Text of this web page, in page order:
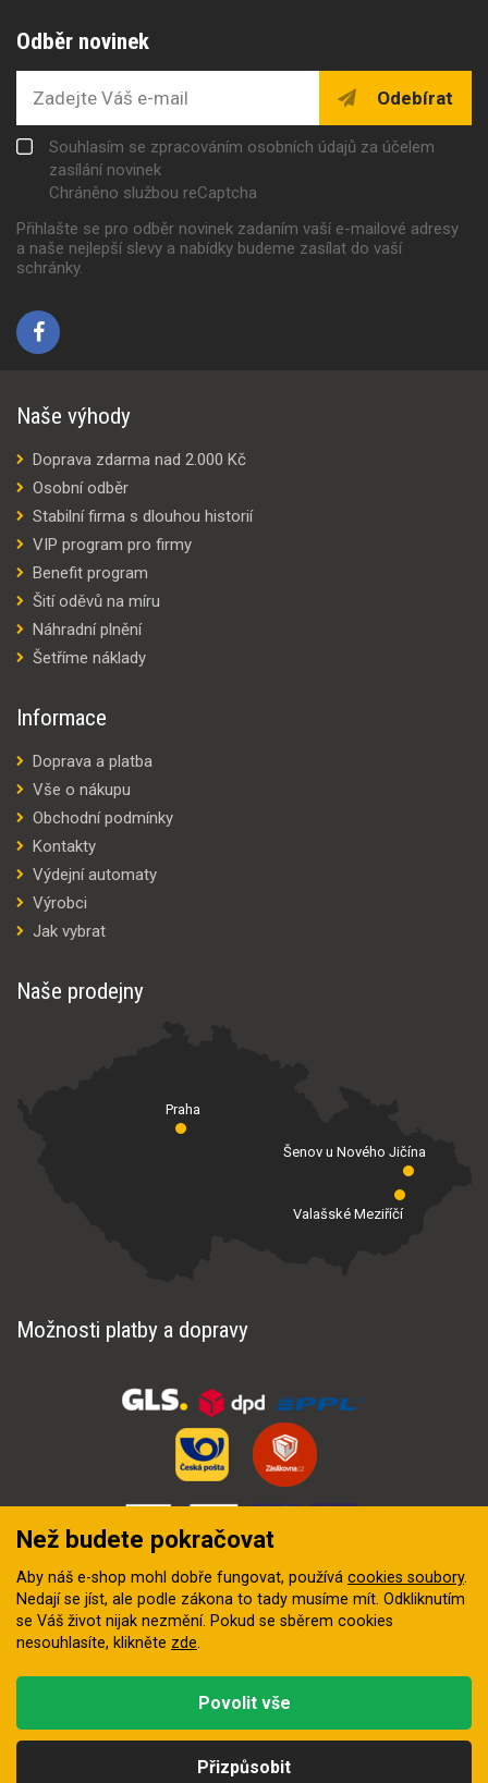
Odběr novinek
Odebírat
Souhlasím se zpracováním osobních údajů za účelem
zasílání novinek
Chráněno službou reCaptcha
Přihlašte se pro odběr novinek zadaním vaší e-mailové adresy
a naše nejlepší slevy a nabídky budeme zasílat do vaší
schránky.
Naše výhody
Doprava zdarma nad 2.000 Kč
Osobní odběr
Stabilní firma s dlouhou historií
VIP program pro firmy
Benefit program
Šití oděvů na míru
Náhradní plnění
Šetříme náklady
Informace
Doprava a platba
Vše o nákupu
Obchodní podmínky
Kontakty
Výdejní automaty
Výrobci
Jak vybrat
Naše prodejny
Praha
Valašské Meziříčí
Šenov u Nového Jičína
Možnosti platby a dopravy
digitální agentura FEO
Než budete pokračovat
Aby náš e-shop mohl dobře fungovat, používá cookies soubory.
Nedají se jíst, ale podle zákona to tady musíme mít. Odkliknutím
se Váš život nijak nezmění. Pokud se sběrem cookies
nesouhlasíte, klikněte zde.
Přizpůsobit
Povolit vše